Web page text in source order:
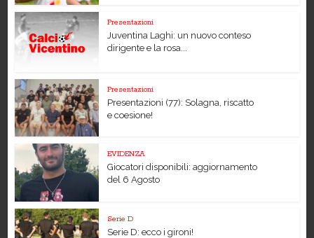
Presentazioni
Juventina Laghi: un nuovo conteso
dirigente e la rosa...
Presentazioni
Presentazioni (77): Solagna, riscatto
e coesione!
EVIDENZA
Giocatori disponibili: aggiornamento
del 6 Agosto
Serie D
Serie D: ecco i gironi!